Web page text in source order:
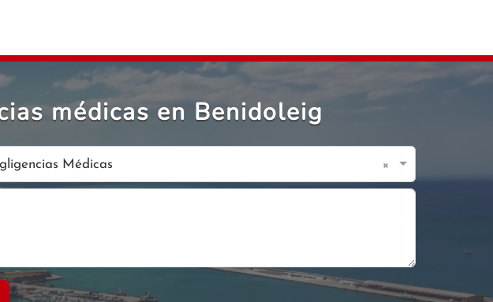
médicas en Benidoleig
Médicas ×